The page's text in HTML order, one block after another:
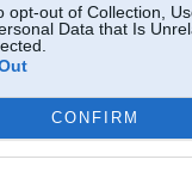
opt-out of Collection,
Data that Is
CONFIRM
Taa turpinat!
varbut vajag